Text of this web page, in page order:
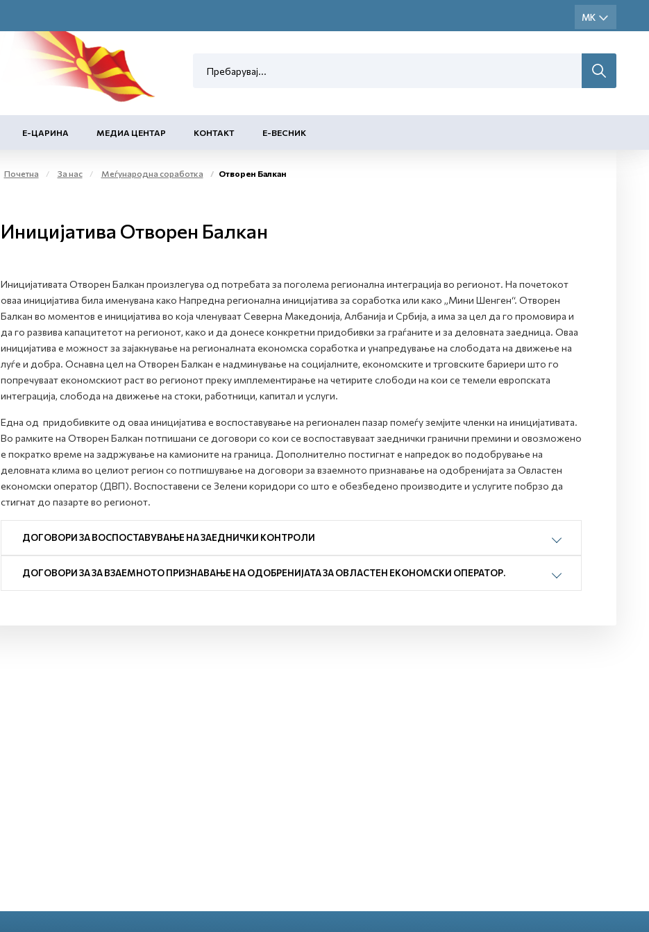
Е-ЦАРИНА МЕДИА ЦЕНТАР КОНТАКТ Е-ВЕСНИК
Почетна За нас Меѓународна соработка Отворен Балкан
Иницијатива Отворен Балкан
Иницијативата Отворен Балкан произлегува од потребата за поголема регионална интеграција во регионот. На почетокот
оваа иницијатива била именувана како Напредна регионална иницијатива за соработка или како „Мини Шенген“. Отворен
Балкан во моментов е иницијатива во која членуваат Северна Македонија, Албанија и Србија, а има за цел да го промовира и
да го развива капацитетот на регионот, како и да донесе конкретни придобивки за граѓаните и за деловната заедница. Оваа
иницијатива е можност за зајакнување на регионалната економска соработка и унапредување на слободата на движење на
луѓе и добра. Оснавна цел на Отворен Балкан е надминување на социјалните, економските и трговските бариери што го
попречуваат економскиот раст во регионот преку имплементирање на четирите слободи на кои се темели европската
интеграција, слобода на движење на стоки, работници, капитал и услуги.
Една од придобивките од оваа иницијатива e воспоставување на регионален пазар помеѓу земјите членки на иницијативата.
Во рамките на Отворен Балкан потпишани се договори со кои се воспоставуваат заеднички гранични премини и овозможено
е пократко време на задржување на камионите на граница. Дополнително постигнат е напредок во подобрување на
деловната клима во целиот регион со потпишување на договори за взаемното признавање на одобренијата за Овластен
економски оператор (ДВП). Воспоставени се Зелени коридори со што е обезбедено производите и услугите побрзо да
стигнат до пазарте во регионот.
ДОГОВОРИ ЗА ВОСПОСТАВУВАЊЕ НА ЗАЕДНИЧКИ КОНТРОЛИ
ДОГОВОРИ ЗА ЗА ВЗАЕМНОТО ПРИЗНАВАЊЕ НА ОДОБРЕНИЈАТА ЗА ОВЛАСТЕН ЕКОНОМСКИ ОПЕРАТОР.